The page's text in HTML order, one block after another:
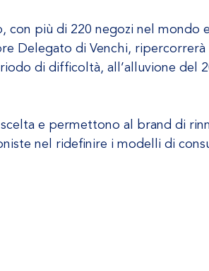
più di 220 negozi nel mondo
Delegato di Venchi,
di difficoltà, all’alluvione del
e permettono al brand di
nel ridefinire i modelli di